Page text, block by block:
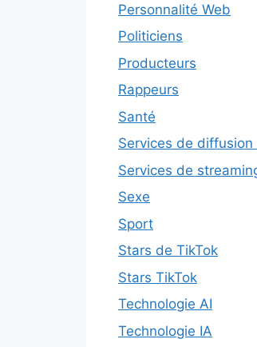
Personnalité Web
Politiciens
Producteurs
Rappeurs
Santé
Services de diffusion
Services de
Sexe
Sport
Stars de TikTok
Stars TikTok
Technologie AI
Technologie IA